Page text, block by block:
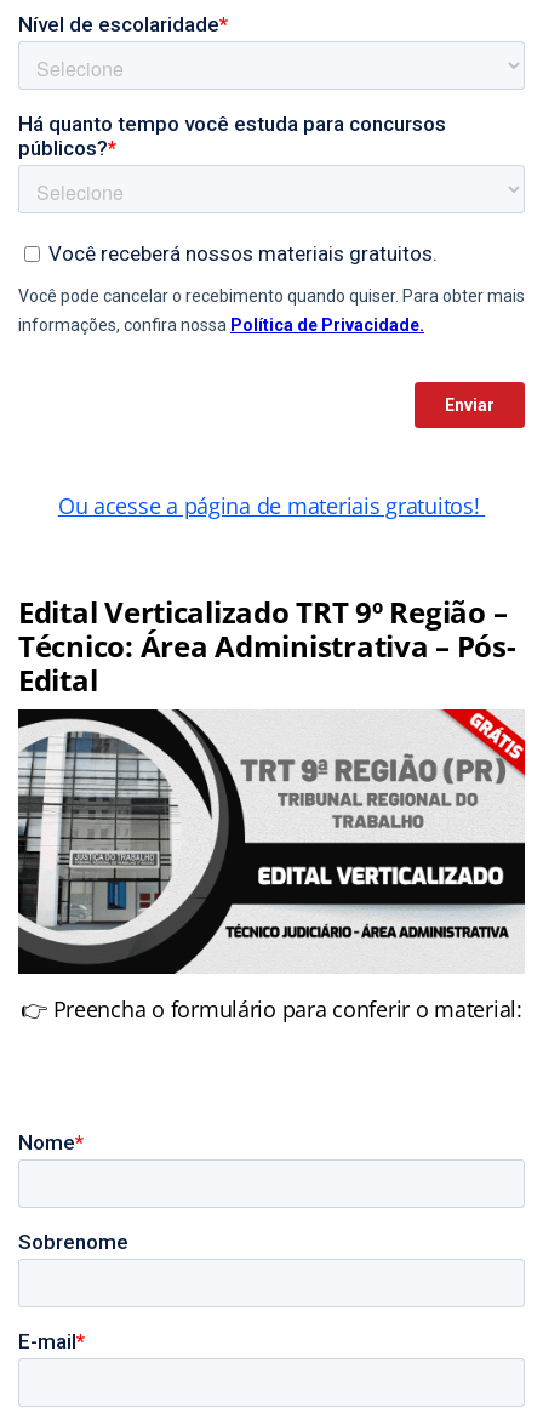
Ou acesse a página de materiais gratuitos!
Edital Verticalizado TRT 9º Região –
Técnico: Área Administrativa – Pós-
Edital
👉 Preencha o formulário para conferir o material: